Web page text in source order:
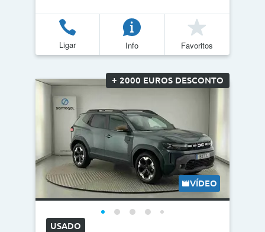
Ligar Info Favoritos
+ 2000 EUROS DESCONTO
VÍDEO
USADO